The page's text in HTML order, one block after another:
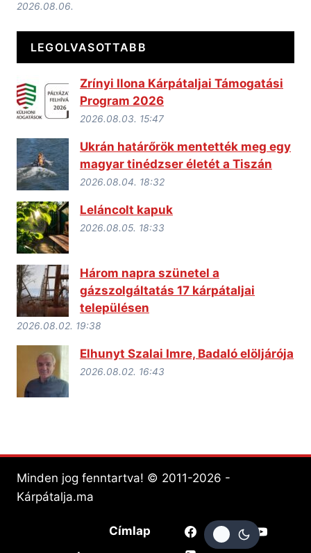
2026.08.06.
LEGOLVASOTTABB
Zrínyi Ilona Kárpátaljai Támogatási
Program 2026
2026.08.03. 15:47
Ukrán határőrök mentették meg egy
magyar tinédzser életét a Tiszán
2026.08.04. 18:32
Leláncolt kapuk
2026.08.05. 18:33
Három napra szünetel a
gázszolgáltatás 17 kárpátaljai
településen
2026.08.02. 19:38
Elhunyt Szalai Imre, Badaló elöljárója
2026.08.02. 16:43
Minden jog fenntartva! © 2011-2026 -
Kárpátalja.ma
Címlap